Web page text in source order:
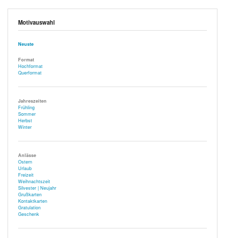
Motivauswahl
Neuste
Format
Hochformat
Querformat
Jahreszeiten
Frühling
Sommer
Herbst
Winter
Anlässe
Ostern
Urlaub
Freizeit
Weihnachtszeit
Silvester | Neujahr
Grußkarten
Kontaktkarten
Gratulation
Geschenk